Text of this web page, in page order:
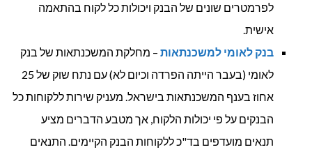
לפרמטרים שונים של הבנק ויכולות כל לקוח בהתאמה
אישית.
בנק לאומי למשכנתאות – מחלקת המשכנתאות של בנק
לאומי (בעבר הייתה הפרדה וכיום לא) עם נתח שוק של 25
אחוז בענף המשכנתאות בישראל. מעניק שירות ללקוחות כל
הבנקים על פי יכולות הלקוח, אך מטבע הדברים מציע
תנאים מועדפים בד"כ ללקוחות הבנק הקיימים. התנאים